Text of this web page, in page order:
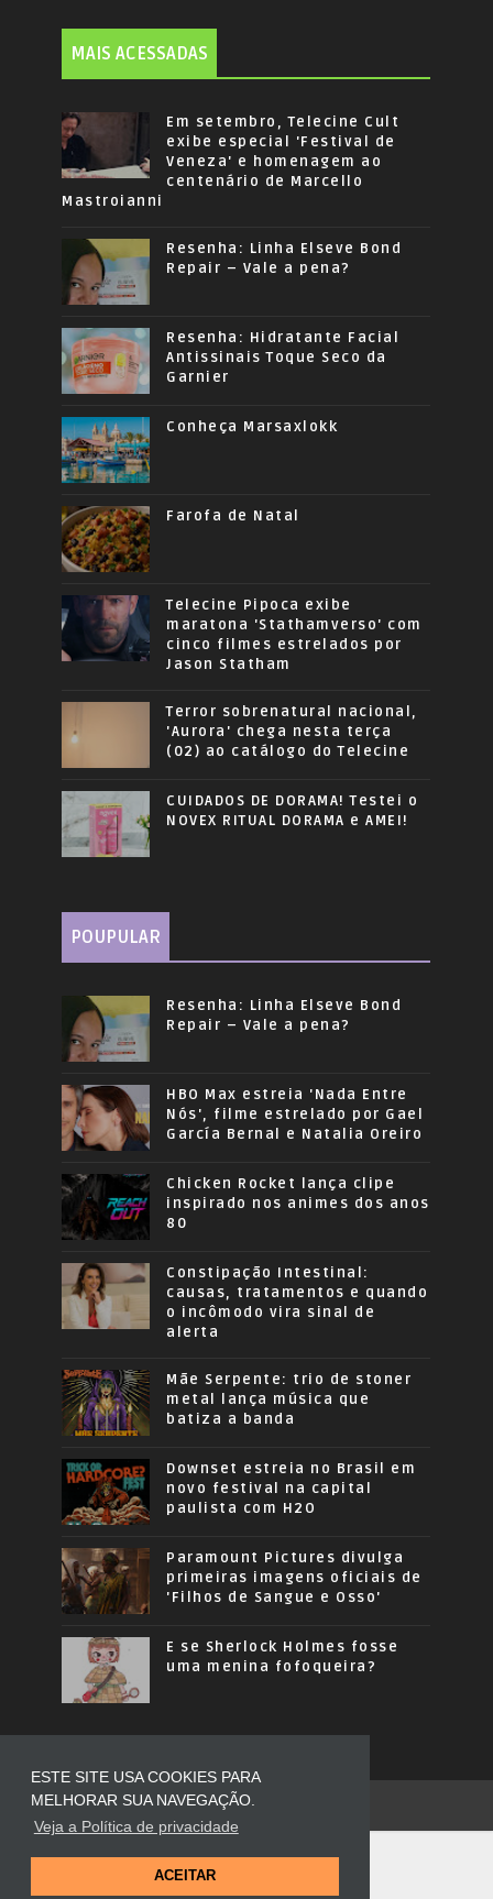
ESTE SITE USA COOKIES PARA
MELHORAR SUA NAVEGAÇÃO.
Veja a Política de privacidade
ACEITAR
MAIS ACESSADAS
Em setembro, Telecine Cult
exibe especial 'Festival de
Veneza' e homenagem ao
centenário de Marcello
Mastroianni
Resenha: Linha Elseve Bond
Repair – Vale a pena?
Resenha: Hidratante Facial
Antissinais Toque Seco da
Garnier
Conheça Marsaxlokk
Farofa de Natal
Telecine Pipoca exibe
maratona 'Stathamverso' com
cinco filmes estrelados por
Jason Statham
Terror sobrenatural nacional,
'Aurora' chega nesta terça
(02) ao catálogo do Telecine
CUIDADOS DE DORAMA! Testei o
NOVEX RITUAL DORAMA e AMEI!
POUPULAR
Resenha: Linha Elseve Bond
Repair – Vale a pena?
HBO Max estreia 'Nada Entre
Nós', filme estrelado por Gael
García Bernal e Natalia Oreiro
Chicken Rocket lança clipe
inspirado nos animes dos anos
80
Constipação Intestinal:
causas, tratamentos e quando
o incômodo vira sinal de
alerta
Mãe Serpente: trio de stoner
metal lança música que
batiza a banda
Downset estreia no Brasil em
novo festival na capital
paulista com H2O
Paramount Pictures divulga
primeiras imagens oficiais de
'Filhos de Sangue e Osso'
E se Sherlock Holmes fosse
uma menina fofoqueira?
COPYRIGHT ©2026